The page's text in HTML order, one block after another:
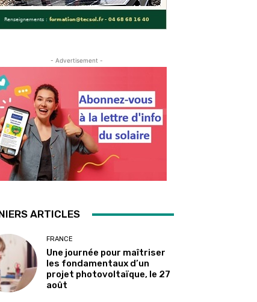
- Advertisement -
ARTICLES
FRANCE
Une journée pour maîtriser
les fondamentaux d’un
projet photovoltaïque, le 27
août